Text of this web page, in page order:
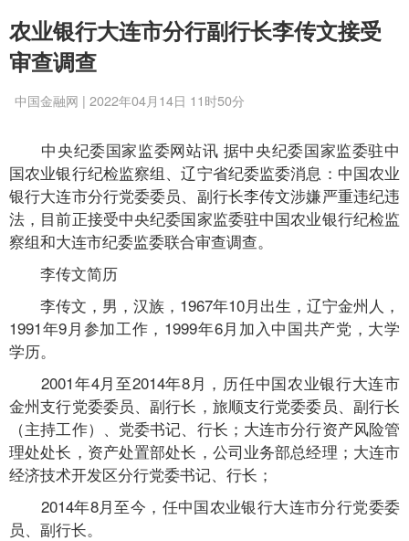
农业银行大连市分行副行长李传文接受
审查调查
中国金融网 | 2022年04月14日 11时50分
中央纪委国家监委网站讯 据中央纪委国家监委驻中
国农业银行纪检监察组、辽宁省纪委监委消息：中国农业
银行大连市分行党委委员、副行长李传文涉嫌严重违纪违
法，目前正接受中央纪委国家监委驻中国农业银行纪检监
察组和大连市纪委监委联合审查调查。
李传文简历
李传文，男，汉族，1967年10月出生，辽宁金州人，
1991年9月参加工作，1999年6月加入中国共产党，大学
学历。
2001年4月至2014年8月，历任中国农业银行大连市
金州支行党委委员、副行长，旅顺支行党委委员、副行长
（主持工作）、党委书记、行长；大连市分行资产风险管
理处处长，资产处置部处长，公司业务部总经理；大连市
经济技术开发区分行党委书记、行长；
2014年8月至今，任中国农业银行大连市分行党委委
员、副行长。